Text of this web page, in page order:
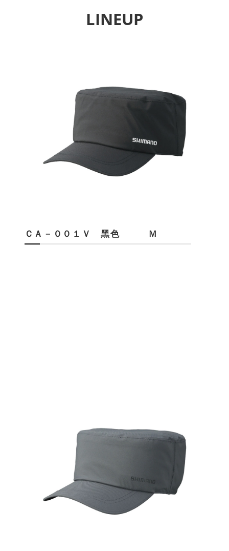
LINEUP
ＣＡ－００１Ｖ 黑色 Ｍ